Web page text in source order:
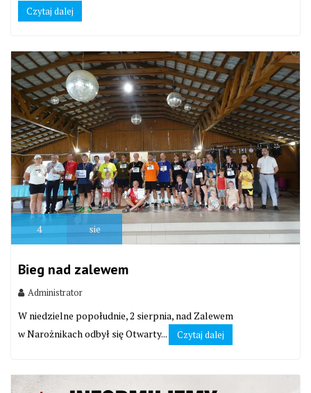
Czytaj dalej
4 sie
Bieg nad zalewem
Administrator
W niedzielne popołudnie, 2 sierpnia, nad Zalewem
w Narożnikach odbył się Otwarty...
Czytaj dalej